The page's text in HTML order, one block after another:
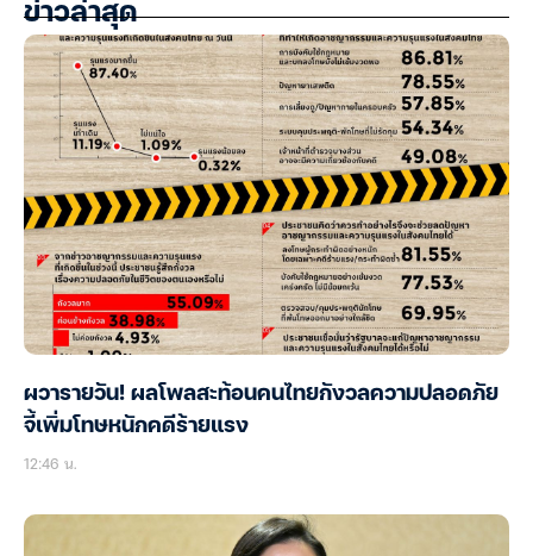
ข่าวล่าสุด
ผวารายวัน! ผลโพลสะท้อนคนไทยกังวลความปลอดภัย
จี้เพิ่มโทษหนักคดีร้ายแรง
12:46 น.